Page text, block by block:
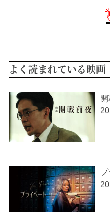
よく読まれている映画
プ